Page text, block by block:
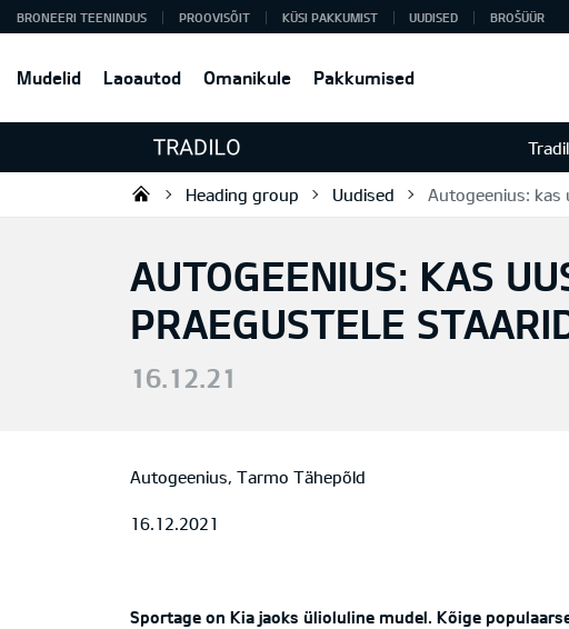
Mudelid Laoautod Omanikule Pakkumised
BRONEERI TEENINDUS PROOVISÕIT KÜSI PAKKUMIST UUDISED BROŠÜÜR
Tradilo OÜ
Heading group Uudised Autogeenius: kas
AUTOGEENIUS: KAS
PRAEGUSTELE
16.12.21
Autogeenius, Tarmo Tähepõld
16.12.2021
Sportage on Kia jaoks ülioluline mudel. Kõige